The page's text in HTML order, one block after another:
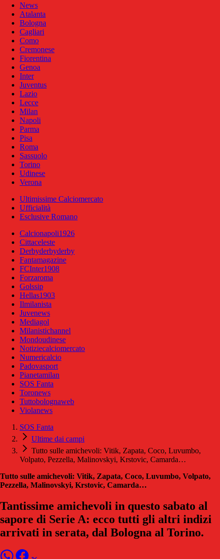
News
Atalanta
Bologna
Cagliari
Como
Cremonese
Fiorentina
Genoa
Inter
Juventus
Lazio
Lecce
Milan
Napoli
Parma
Pisa
Roma
Sassuolo
Torino
Udinese
Verona
Ultimissime Calciomercato
Ufficialità
Esclusive Romano
Calcionapoli1926
Cittaceleste
Derbyderbyderby
Fantamagazine
FCInter1908
Forzaroma
Golssip
Hellas1903
Ilmilanista
Juvenews
Mediagol
Milanistichannel
Mondoudinese
Notiziecalciomercato
Numericalcio
Padovasport
Pianetamilan
SOS Fanta
Toronews
Tuttobolognaweb
Violanews
SOS Fanta
Ultime dai campi
Tutto sulle amichevoli: Vitik, Zapata, Coco, Luvumbo,
Volpato, Pezzella, Malinovskyi, Krstovic, Camarda…
Tutto sulle amichevoli: Vitik, Zapata, Coco, Luvumbo, Volpato,
Pezzella, Malinovskyi, Krstovic, Camarda…
Tantissime amichevoli in questo sabato al
sapore di Serie A: ecco tutti gli altri indizi
arrivati in serata, dal Bologna al Torino.